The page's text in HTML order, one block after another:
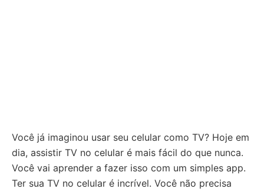
Você já imaginou usar seu celular como TV? Hoje em
dia, assistir TV no celular é mais fácil do que nunca.
Você vai aprender a fazer isso com um simples app.
Ter sua TV no celular é incrível. Você não precisa